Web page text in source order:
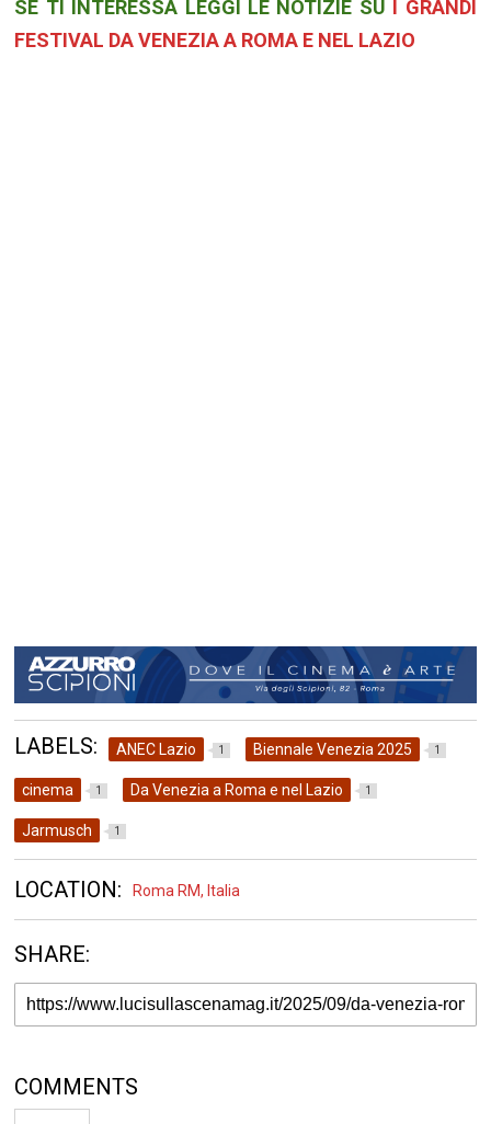
SE TI INTERESSA LEGGI LE NOTIZIE SU
I GRANDI
FESTIVAL DA VENEZIA A ROMA E NEL LAZIO
LABELS: ANEC Lazio 1 Biennale Venezia 2025 1
cinema 1 Da Venezia a Roma e nel Lazio 1
Jarmusch 1
LOCATION: Roma RM, Italia
SHARE:
COMMENTS